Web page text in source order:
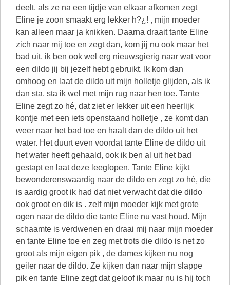
deelt, als ze na een tijdje van elkaar afkomen zegt
Eline je zoon smaakt erg lekker h?¿! , mijn moeder
kan alleen maar ja knikken. Daarna draait tante Eline
zich naar mij toe en zegt dan, kom jij nu ook maar het
bad uit, ik ben ook wel erg nieuwsgierig naar wat voor
een dildo jij bij jezelf hebt gebruikt. Ik kom dan
omhoog en laat de dildo uit mijn holletje glijden, als ik
dan sta, sta ik wel met mijn rug naar hen toe. Tante
Eline zegt zo hé, dat ziet er lekker uit een heerlijk
kontje met een iets openstaand holletje , ze komt dan
weer naar het bad toe en haalt dan de dildo uit het
water. Het duurt even voordat tante Eline de dildo uit
het water heeft gehaald, ook ik ben al uit het bad
gestapt en laat deze leeglopen. Tante Eline kijkt
bewonderenswaardig naar de dildo en zegt zo hé, die
is aardig groot ik had dat niet verwacht dat die dildo
ook groot en dik is . zelf mijn moeder kijk met grote
ogen naar de dildo die tante Eline nu vast houd. Mijn
schaamte is verdwenen en draai mij naar mijn moeder
en tante Eline toe en zeg met trots die dildo is net zo
groot als mijn eigen pik , de dames kijken nu nog
geiler naar de dildo. Ze kijken dan naar mijn slappe
pik en tante Eline zegt dat geloof ik maar nu is hij toch